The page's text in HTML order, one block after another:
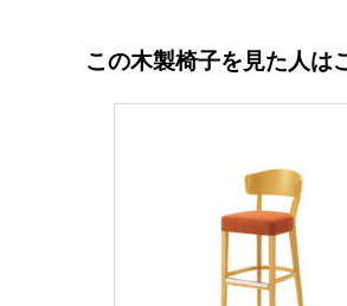
この木製椅子を見た人は